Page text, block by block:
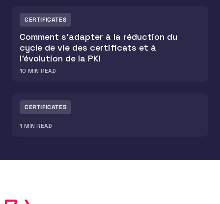
CERTIFICATES
Comment s’adapter à la réduction du
cycle de vie des certificats et à
l’évolution de la PKI
10 MIN READ
CERTIFICATES
1 MIN READ